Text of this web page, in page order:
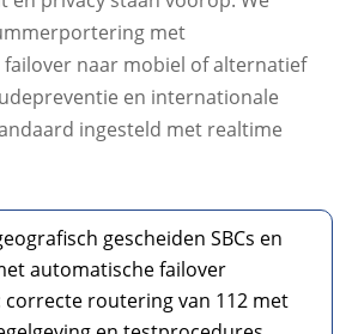
met
naar mobiel of alternatief
en internationale
ingesteld met realtime
gescheiden SBCs en
automatische failover
correcte routering van 112 met